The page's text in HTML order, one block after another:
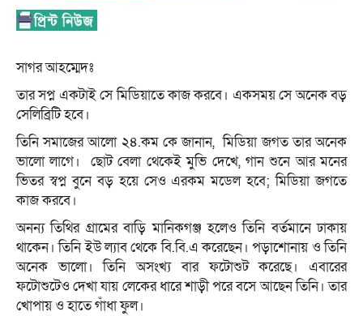
সাগর আহম্মেদঃ
তার সপ্ন একটাই সে মিডিয়াতে কাজ করবে। একসময় সে অনেক বড়
সেলিব্রিটি হবে।
তিনি সমাজের আলো ২৪.কম কে জানান, মিডিয়া জগত তার অনেক
ভালো লাগে। ছোট বেলা থেকেই মুভি দেখে, গান শুনে আর মনের
ভিতর স্বপ্ন বুনে বড় হয়ে সেও এরকম মডেল হবে; মিডিয়া জগতে
কাজ করবে।
অনন্য তিথির গ্রামের বাড়ি মানিকগঞ্জ হলেও তিনি বর্তমানে ঢাকায়
থাকেন। তিনি ইউ ল্যাব থেকে বি.বি.এ করেছেন। পড়াশোনায় ও তিনি
অনেক ভালো। তিনি অসংখ্য বার ফটোশুট করেছে। এবারের
ফটোশুটেও দেখা যায় লেকের ধারে শাড়ী পরে বসে আছেন তিনি। তার
খোপায় ও হাতে গাঁধা ফুল।